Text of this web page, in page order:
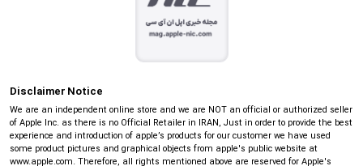
Disclaimer Notice
We are an independent online store and we are NOT an official or authorized seller
of Apple Inc. as there is no Official Retailer in IRAN, Just in order to provide the best
experience and introduction of apple’s products for our customer we have used
some product pictures and graphical objects from apple's public website at
www.apple.com. Therefore, all rights mentioned above are reserved for Apple's